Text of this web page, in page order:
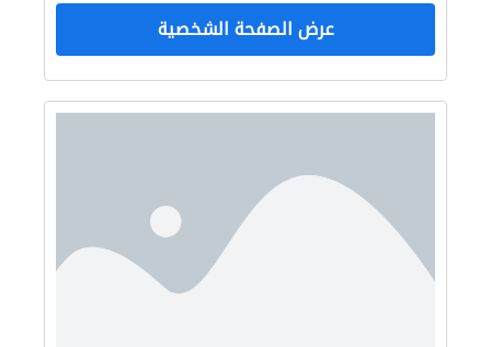
عرض الصفحة الشخصية